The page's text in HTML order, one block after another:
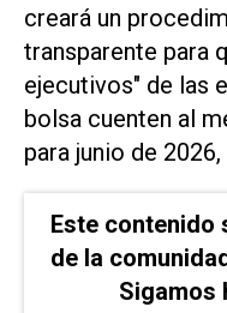
creará un
transparente para
ejecutivos" de las
bolsa cuenten al
para junio de
Este contenido
de la
Sigamos